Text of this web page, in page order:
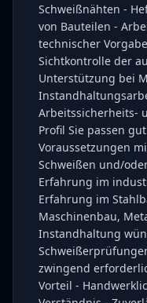
Schweißnähten -
von Bauteilen -
technischer
Sichtkontrolle der
Unterstützung bei
Arbeitssicherheits-
Profil Sie passen
Voraussetzungen
Schweißen und/
Erfahrung im
Erfahrung im
Maschinenbau,
Instandhaltung
zwingend
Vorteil -